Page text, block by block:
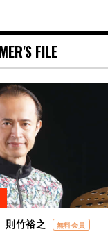
FILE
則竹裕之
無料会員